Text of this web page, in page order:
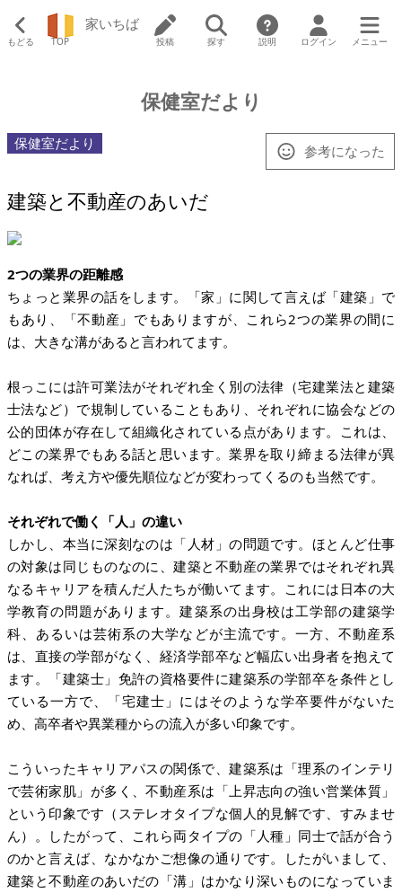
もどる TOP
家いちば
投稿 探す 説明 ログイン メニュー
保健室だより
保健室だより 参考になった
建築と不動産のあいだ
2つの業界の距離感
ちょっと業界の話をします。「家」に関して言えば「建築」で
もあり、「不動産」でもありますが、これら2つの業界の間に
は、大きな溝があると言われてます。
根っこには許可業法がそれぞれ全く別の法律（宅建業法と建築
士法など）で規制していることもあり、それぞれに協会などの
公的団体が存在して組織化されている点があります。これは、
どこの業界でもある話と思います。業界を取り締まる法律が異
なれば、考え方や優先順位などが変わってくるのも当然です。
それぞれで働く「人」の違い
しかし、本当に深刻なのは「人材」の問題です。ほとんど仕事
の対象は同じものなのに、建築と不動産の業界ではそれぞれ異
なるキャリアを積んだ人たちが働いてます。これには日本の大
学教育の問題があります。建築系の出身校は工学部の建築学
科、あるいは芸術系の大学などが主流です。一方、不動産系
は、直接の学部がなく、経済学部卒など幅広い出身者を抱えて
ます。「建築士」免許の資格要件に建築系の学部卒を条件とし
ている一方で、「宅建士」にはそのような学卒要件がないた
め、高卒者や異業種からの流入が多い印象です。
こういったキャリアパスの関係で、建築系は「理系のインテリ
で芸術家肌」が多く、不動産系は「上昇志向の強い営業体質」
という印象です（ステレオタイプな個人的見解です、すみませ
ん）。したがって、これら両タイプの「人種」同士で話が合う
のかと言えば、なかなかご想像の通りです。したがいまして、
建築と不動産のあいだの「溝」はかなり深いものになっていま